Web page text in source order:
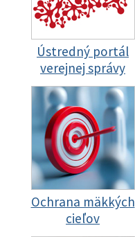
Ústredný portál
verejnej správy
Ochrana mäkkých
cieľov